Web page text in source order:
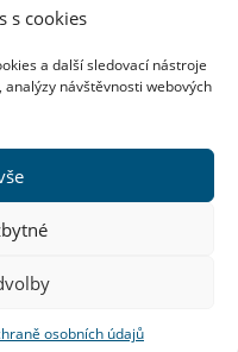
s cookies
a další sledovací nástroje
návštěvnosti webových
osobních údajů
1/2
1